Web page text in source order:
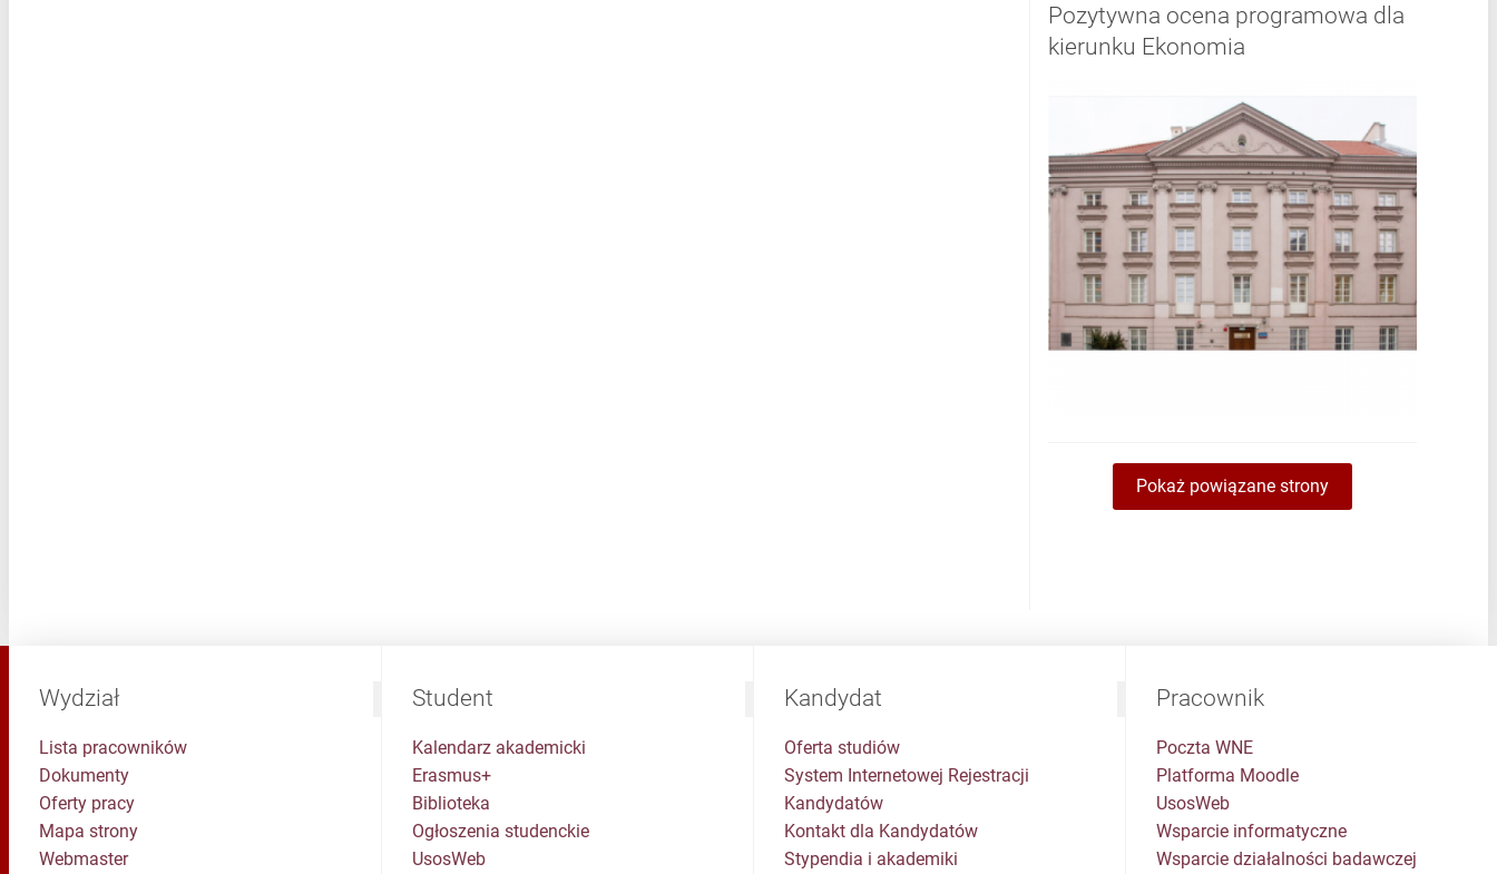
Pozytywna ocena programowa dla
kierunku Ekonomia
Pokaż powiązane strony
Wydział
Lista pracowników
Dokumenty
Oferty pracy
Mapa strony
Webmaster
Student
Kalendarz akademicki
Erasmus+
Biblioteka
Ogłoszenia studenckie
UsosWeb
Kandydat
Oferta studiów
System Internetowej Rejestracji
Kandydatów
Kontakt dla Kandydatów
Stypendia i akademiki
Pracownik
Poczta WNE
Platforma Moodle
UsosWeb
Wsparcie informatyczne
Wsparcie działalności badawczej